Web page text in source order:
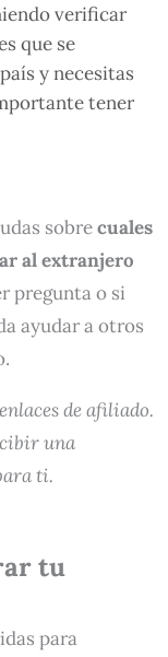
verificar
que se
y necesitas
tener
sobrecuales
al extranjero
pregunta o si
ayudar a otros
de afiliado.
una
ti.
tu
para